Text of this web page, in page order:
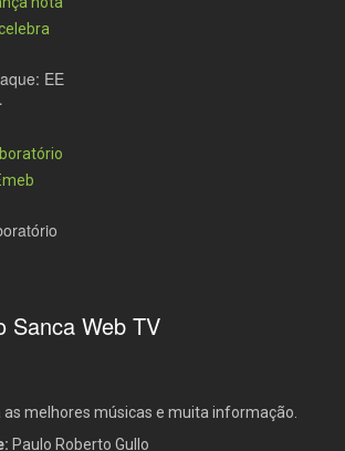
EE
Sanca Web TV
melhores músicas e muita informação.
Paulo Roberto Gullo